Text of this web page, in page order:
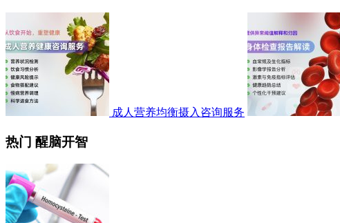
成人营养均衡摄入咨询服务
热门 醒脑开智